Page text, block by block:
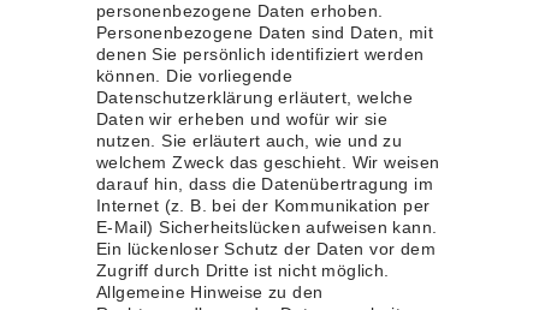
personenbezogene Daten erhoben.
Personenbezogene Daten sind Daten, mit
denen Sie persönlich identifiziert werden
können. Die vorliegende
Datenschutzerklärung erläutert, welche
Daten wir erheben und wofür wir sie
nutzen. Sie erläutert auch, wie und zu
welchem Zweck das geschieht. Wir weisen
darauf hin, dass die Datenübertragung im
Internet (z. B. bei der Kommunikation per
E-Mail) Sicherheitslücken aufweisen kann.
Ein lückenloser Schutz der Daten vor dem
Zugriff durch Dritte ist nicht möglich.
Allgemeine Hinweise zu den